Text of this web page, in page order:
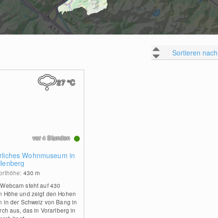
Sortieren nach
Wohnmuseum in
430m
steht auf 430
Höhe und zeigt den Hohen
in der Schweiz von Bang in
aus, das in Vorarlberg in
27°C
vor 4 Stunden